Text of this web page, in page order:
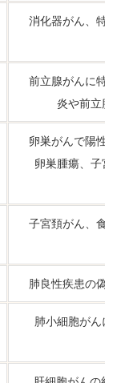
消化器がん、特
前立腺がんに特
炎や前立腺
卵巣がんで陽性
卵巣腫瘍、子宮
子宮頚がん、食
肺良性疾患の偽
肺小細胞がんに